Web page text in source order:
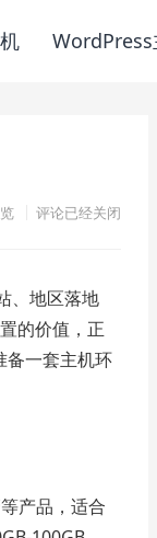
WordPress
评论已经关闭
、地区落地
的价值，正
备一套主机环
产品，适合